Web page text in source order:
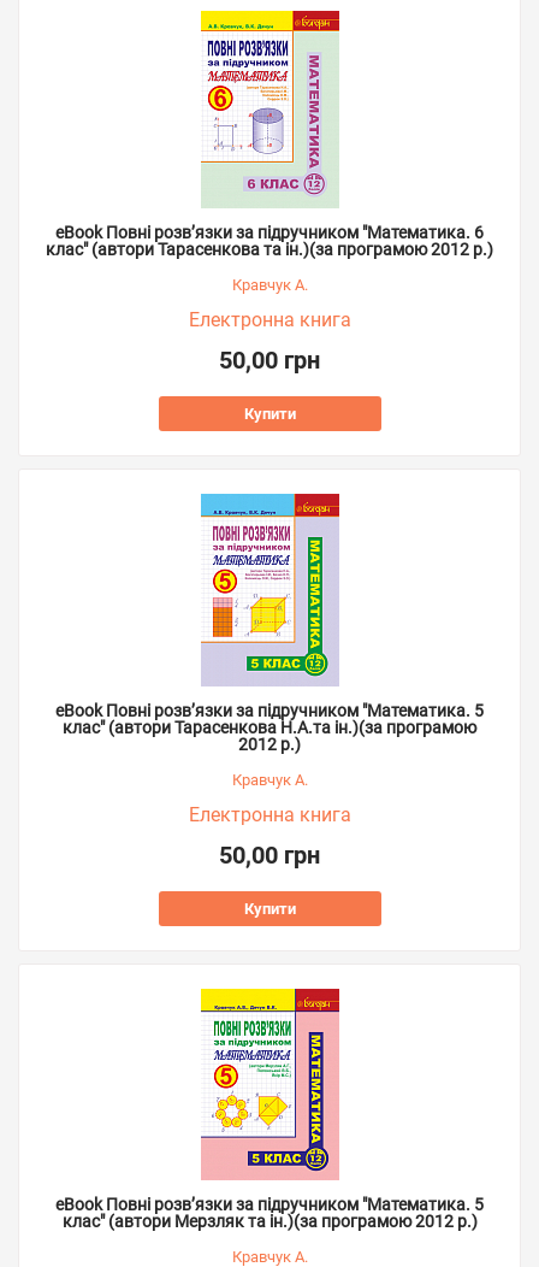
eBook Повні розв’язки за підручником "Математика. 6
клас" (автори Тарасенкова та ін.)(за програмою 2012 р.)
Кравчук А.
Електронна книга
50,00 грн
Купити
eBook Повні розв’язки за підручником "Математика. 5
клас" (автори Тарасенкова Н.А.та ін.)(за програмою
2012 р.)
Кравчук А.
Електронна книга
50,00 грн
Купити
eBook Повні розв’язки за підручником "Математика. 5
клас" (автори Мерзляк та ін.)(за програмою 2012 р.)
Кравчук А.